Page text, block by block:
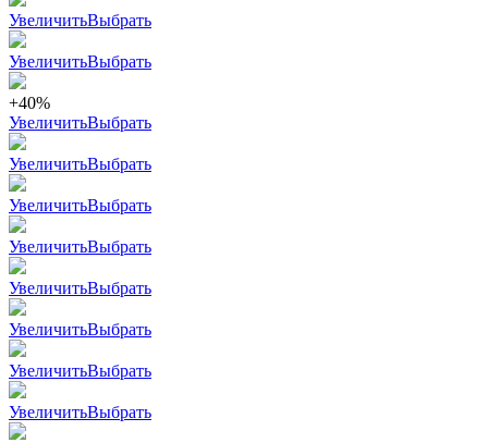
УвеличитьВыбрать
УвеличитьВыбрать
+40%
УвеличитьВыбрать
УвеличитьВыбрать
УвеличитьВыбрать
УвеличитьВыбрать
УвеличитьВыбрать
УвеличитьВыбрать
УвеличитьВыбрать
УвеличитьВыбрать